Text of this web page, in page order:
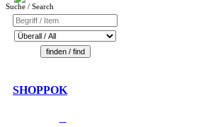
Suche / Search
SHOPPOK